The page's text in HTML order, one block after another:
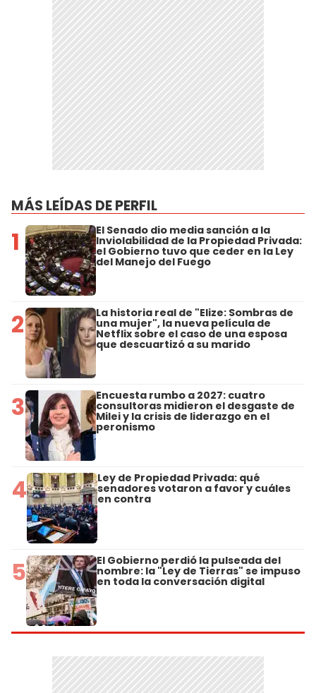
MÁS LEÍDAS DE PERFIL
1 El Senado dio media sanción a la
Inviolabilidad de la Propiedad Privada:
el Gobierno tuvo que ceder en la Ley
del Manejo del Fuego
2 La historia real de "Elize: Sombras de
una mujer", la nueva película de
Netflix sobre el caso de una esposa
que descuartizó a su marido
3 Encuesta rumbo a 2027: cuatro
consultoras midieron el desgaste de
Milei y la crisis de liderazgo en el
peronismo
4 Ley de Propiedad Privada: qué
senadores votaron a favor y cuáles
en contra
5 El Gobierno perdió la pulseada del
nombre: la "Ley de Tierras" se impuso
en toda la conversación digital